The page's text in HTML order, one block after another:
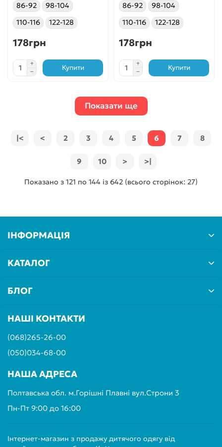
86-92
98-104
110-116
122-128
178грн
Купити
86-92
98-104
110-116
122-128
178грн
Купити
Показати ще
|< < 2 3 4 5 6 7 8
9 10 > >|
Показано з 121 по 144 із 642 (всього сторінок: 27)
ІНФОРМАЦІЯ
КАТАЛОГ
БЛОГ
НАШІ КОНТАКТИ
(068)265-26-00
(050)034-68-00
НАША АДРЕСА
Полтавська обл. м.Горішні Плавні вул.Строни 3
Пн-Пт 9:00 до 16:00
Інтернет-магазин з продажу дитячого одягу від